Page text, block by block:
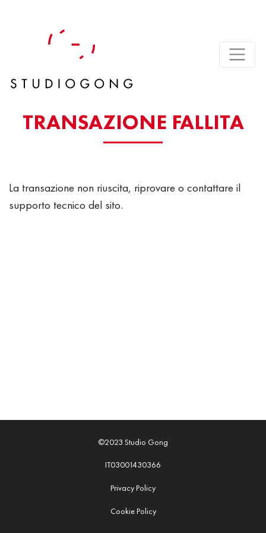
TRANSAZIONE FALLITA
La transazione non riuscita, riprovare o contattare il
supporto tecnico del sito.
©2023 Studio Gong
IT03001430366
Privacy Policy
Cookie Policy